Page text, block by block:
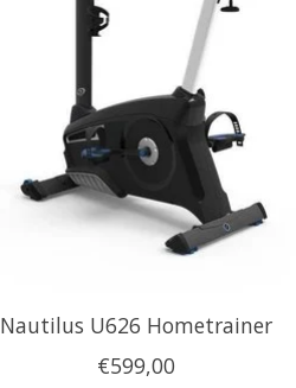
Nautilus U626 Hometrainer
€599,00